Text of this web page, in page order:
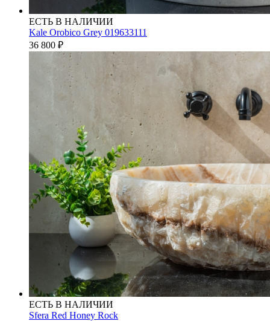
ЕСТЬ В НАЛИЧИИ
Kale Orobico Grey 019633111
36 800 ₽
ЕСТЬ В НАЛИЧИИ
Sfera Red Honey Rock